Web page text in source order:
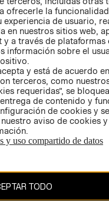
- RETIRO EN
TIENDA
TÉRMINOS Y
CONDICIONES
AVISO DE
PRIVACIDAD
GIFT CARD
AVISO DE
COOKIES
ofrecerle la
de usuario,
en nuestros sitios web,
a través de plataformas
información sobre el
y está de acuerdo
terceros, como
requeridas”, se
de contenido y
de cookies y
aviso de cookies
y uso compartido de datos
TODO